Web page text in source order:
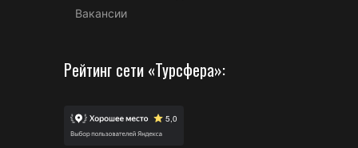
Вакансии
Рейтинг сети «Турсфера»: